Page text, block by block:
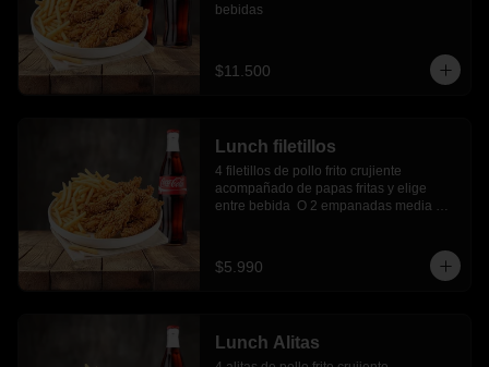
bebidas
$11.500
Lunch filetillos
4 filetillos de pollo frito crujiente
acompañado de papas fritas y elige
entre bebida  O 2 empanadas media
$5.990
Lunch Alitas